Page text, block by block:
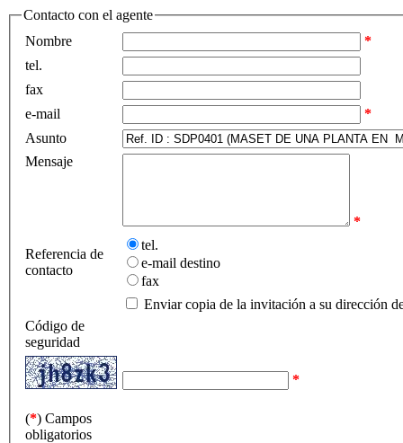
Contacto con el agente
Nombre
*
tel.
fax
e-mail
*
Asunto
Mensaje
*
Referencia de
contacto
tel.
e-mail destino
fax
Enviar copia de la invitación a su dirección
Código de
seguridad
*
(*) Campos
obligatorios